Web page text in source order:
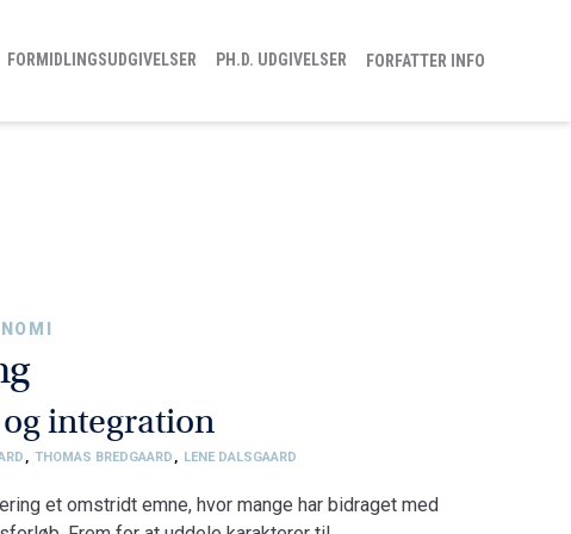
FORMIDLINGSUDGIVELSER PH.D. UDGIVELSER FORFATTER INFO
integration
, THOMAS BREDGAARD, LENE DALSGAARD
et omstridt emne, hvor mange har bidraget med